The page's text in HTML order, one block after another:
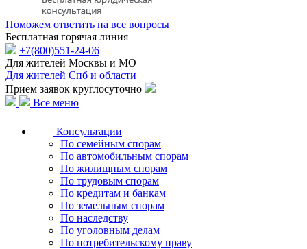
Поможем ответить на все вопросы
Бесплатная горячая линия
+7(800)551-24-06
Для жителей Москвы и МО
Для жителей Спб и области
Прием заявок круглосуточно
Все меню
Консультации
По семейным спорам
По автомобильным спорам
По жилищным спорам
По трудовым спорам
По кредитам и банкам
По земельным спорам
По наследству
По уголовным делам
По потребительскому праву